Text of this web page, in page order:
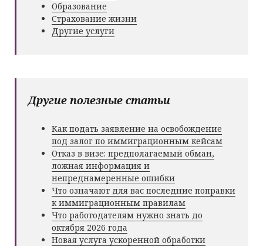
Образование
Страхование жизни
Другие услуги
Другие полезные статьи
Как подать заявление на освобождение
под залог по иммиграционным кейсам
Отказ в визе: предполагаемый обман,
ложная информация и
непреднамеренные ошибки
Что означают для вас последние поправки
к иммиграционным правилам
Что работодателям нужно знать до
октября 2026 года
Новая услуга ускоренной обработки